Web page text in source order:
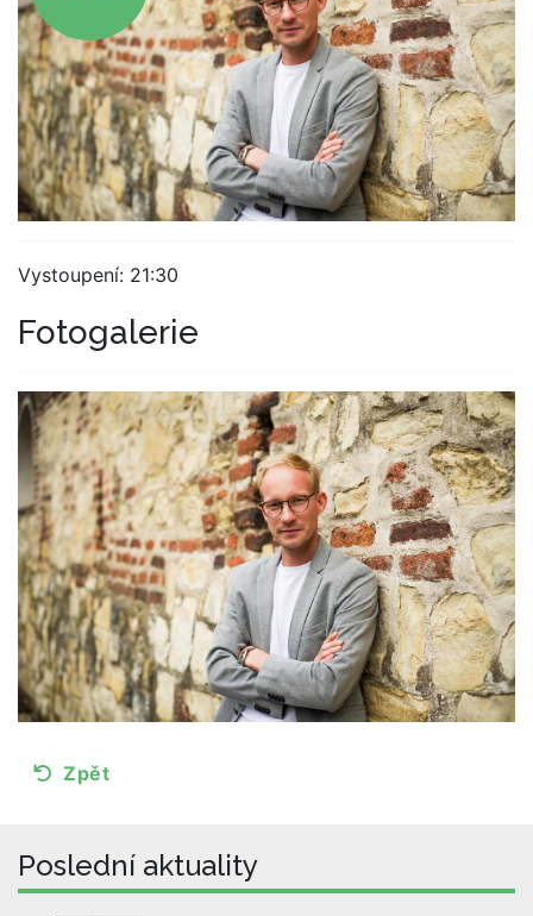
Vystoupení: 21:30
Fotogalerie
Zpět
Poslední aktuality